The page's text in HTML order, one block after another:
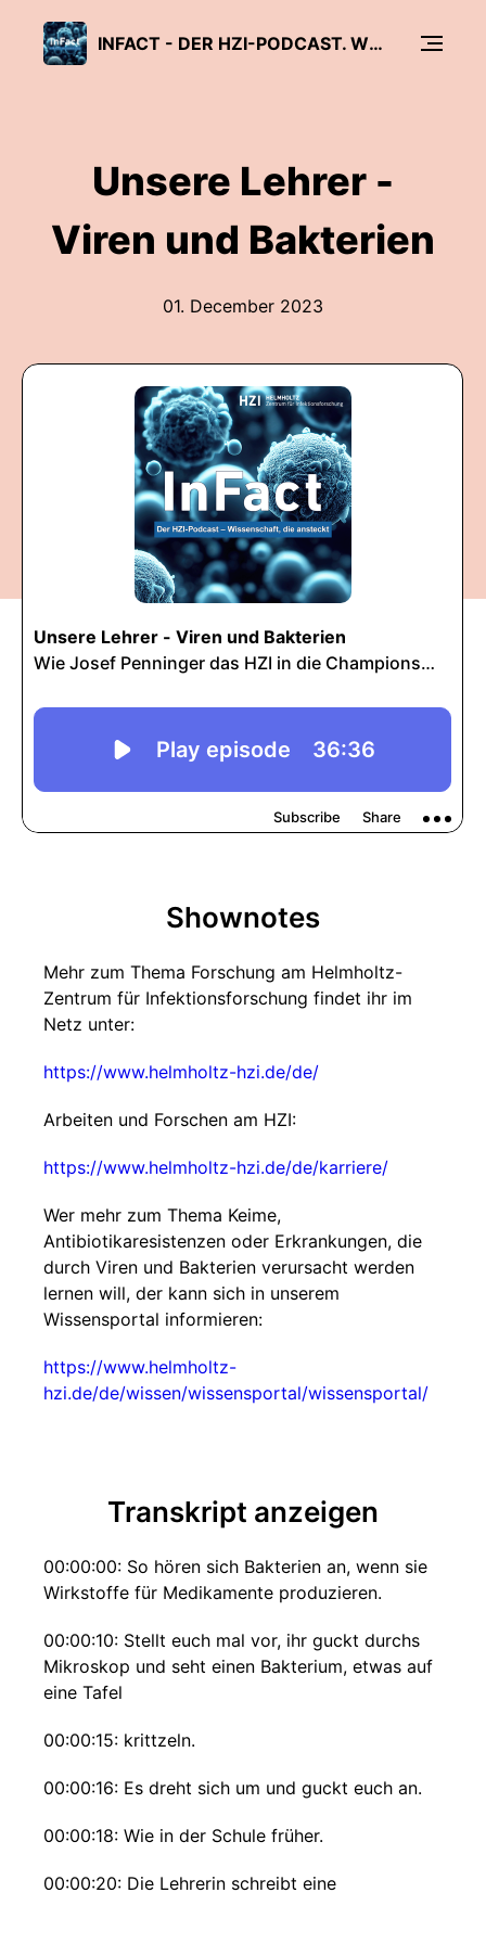
INFACT - DER HZI-PODCAST. WISSENSCHAFT, DIE ANSTECKT.
Unsere Lehrer -
Viren und Bakterien
01. December 2023
Shownotes
Mehr zum Thema Forschung am Helmholtz-
Zentrum für Infektionsforschung findet ihr im
Netz unter:
https://www.helmholtz-hzi.de/de/
Arbeiten und Forschen am HZI:
https://www.helmholtz-hzi.de/de/karriere/
Wer mehr zum Thema Keime,
Antibiotikaresistenzen oder Erkrankungen, die
durch Viren und Bakterien verursacht werden
lernen will, der kann sich in unserem
Wissensportal informieren:
https://www.helmholtz-
hzi.de/de/wissen/wissensportal/wissensportal/
Transkript anzeigen
00:00:00: So hören sich Bakterien an, wenn sie
Wirkstoffe für Medikamente produzieren.
00:00:10: Stellt euch mal vor, ihr guckt durchs
Mikroskop und seht einen Bakterium, etwas auf
eine Tafel
00:00:15: krittzeln.
00:00:16: Es dreht sich um und guckt euch an.
00:00:18: Wie in der Schule früher.
00:00:20: Die Lehrerin schreibt eine